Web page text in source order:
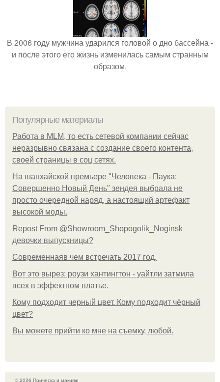
В 2006 году мужчина ударился головой о дно бассейна -
и после этого его жизнь изменилась самым странным
образом.
Популярные материалы
Работа в MLM, то есть сетевой компании сейчас
неразрывно связана с создание своего контента,
своей страницы в соц сетях.
На шанхайской премьере "Человека - Паука:
Совершенно Новый День" зендея выбрала не
просто очередной наряд, а настоящий артефакт
высокой моды.
Repost From @Showroom_Shopogolik_Noginsk
девочки выпускницы?
Современнаяв чем встречать 2017 год.
Вот это вырез: роузи хантингтон - уайтли затмила
всех в эффектном платьe.
Кому подходит черный цвет. Кому подходит чёрный
цвет?
Вы можете прийти ко мне на съемку, любой.
© 2026 Прическа и макияж